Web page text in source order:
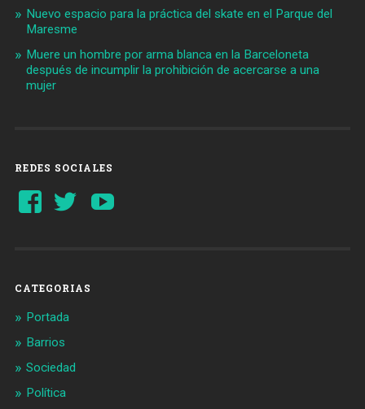
Nuevo espacio para la práctica del skate en el Parque del
Maresme
Muere un hombre por arma blanca en la Barceloneta
después de incumplir la prohibición de acercarse a una
mujer
REDES SOCIALES
Ver
perfil
Ver
perfil
CATEGORIAS
Portada
Barrios
Sociedad
Política